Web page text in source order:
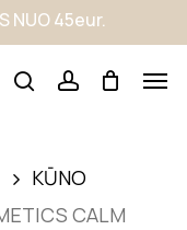
NUO 45eur.
KŪNO
CALM